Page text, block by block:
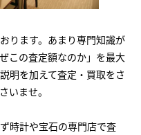
ります。あまり専門知識が
この査定額なのか」を最大
明を加えて査定・買取をさ
いませ。
時計や宝石の専門店で査